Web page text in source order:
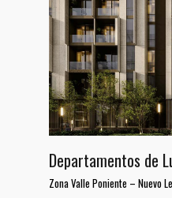
Departamentos de
Zona Valle Poniente – Nuevo